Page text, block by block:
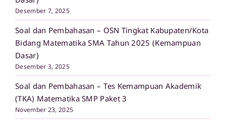
Desember 7, 2025
Soal dan Pembahasan – OSN Tingkat Kabupaten/Kota
Bidang Matematika SMA Tahun 2025 (Kemampuan
Dasar)
Desember 3, 2025
Soal dan Pembahasan – Tes Kemampuan Akademik
(TKA) Matematika SMP Paket 3
November 23, 2025